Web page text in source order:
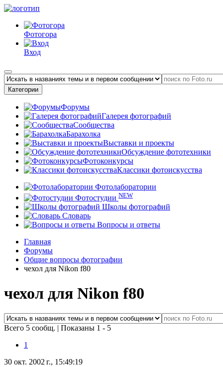
Фотогора
Вход
Категории
Форумы
Галерея фотографий
Сообщества
Барахолка
Выставки и проекты
Обсуждение фототехники
Фотоконкурсы
Классики фотоискусства
Фотолаборатории
Фотостудии NEW
Школы фотографий
Словарь
Вопросы и ответы
Главная
Форумы
Общие вопросы фотографии
чехол для Nikon f80
чехол для Nikon f80
Всего 5 сообщ. | Показаны 1 - 5
1
30 окт. 2002 г., 15:49:19